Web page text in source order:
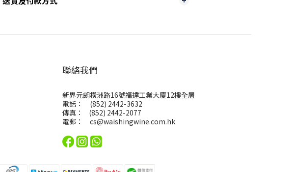
聯絡我們
新界元朗橫洲路16號福達工業大廈12樓全層
電話： (852) 2442-3632
傳真： (852) 2442-2077
電郵： cs@waishingwine.com.hk